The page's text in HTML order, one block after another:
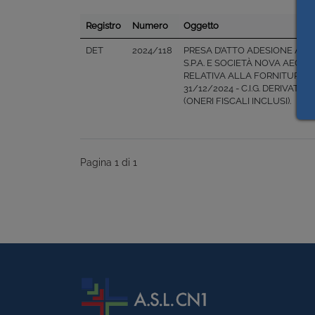
Registro Numero Oggetto
DET 2024/118
PRESA D’ATTO ADESIONE
S.P.A. E SOCIETÀ NOVA AEG
RELATIVA ALLA FORNITURA
31/12/2024 - C.I.G. DERIVATO
(ONERI FISCALI INCLUSI).
Pagina 1 di 1